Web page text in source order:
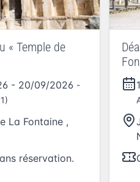
« Temple de
- 20/09/2026 -
La Fontaine ,
réservation.